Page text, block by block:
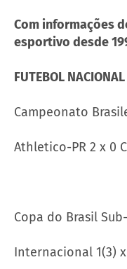
Com informações
esportivo desde
FUTEBOL NACIONAL
Campeonato
Athletico-PR 2 x 0
Copa do Brasil
Internacional 1(3) x